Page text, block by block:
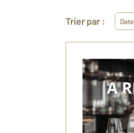
Trier par : Date